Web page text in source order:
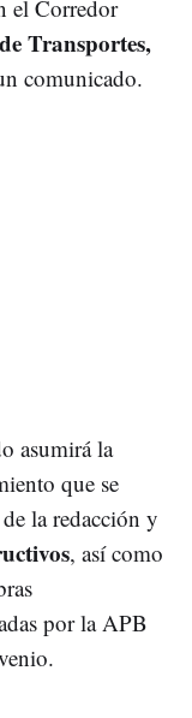
el Corredor
Transportes,
comunicado.
asumirá la
que se
la redacción y
, así como
por la APB